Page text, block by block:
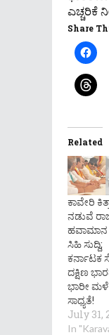
ಎಚ್ಚರಿಕೆ
Share
Related
ಕಾವೇರಿ
ನಡುವೆ
ಹವಾಮಾನ
ಸಿಹಿ ಸುದ್ದಿ;
ಕರ್ನಾಟಕ
ದಕ್ಷಿಣ
ಭಾರೀ ಮಳೆ
ಸಾಧ್ಯತೆ!
July 31,
In